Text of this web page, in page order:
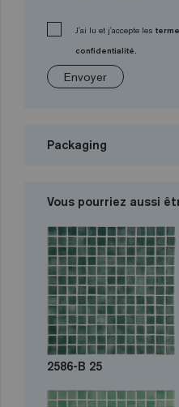
J'ai lu et j'accepte les
confidentialité.
Envoyer
Packaging
Vous pourriez aussi
2586-B 25